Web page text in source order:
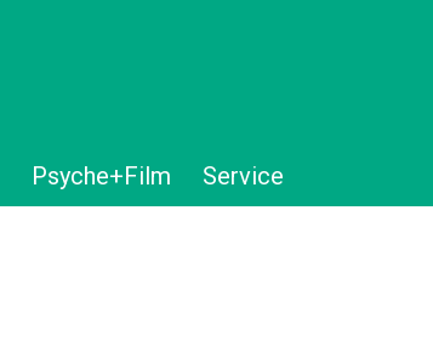
Psyche+Film Service